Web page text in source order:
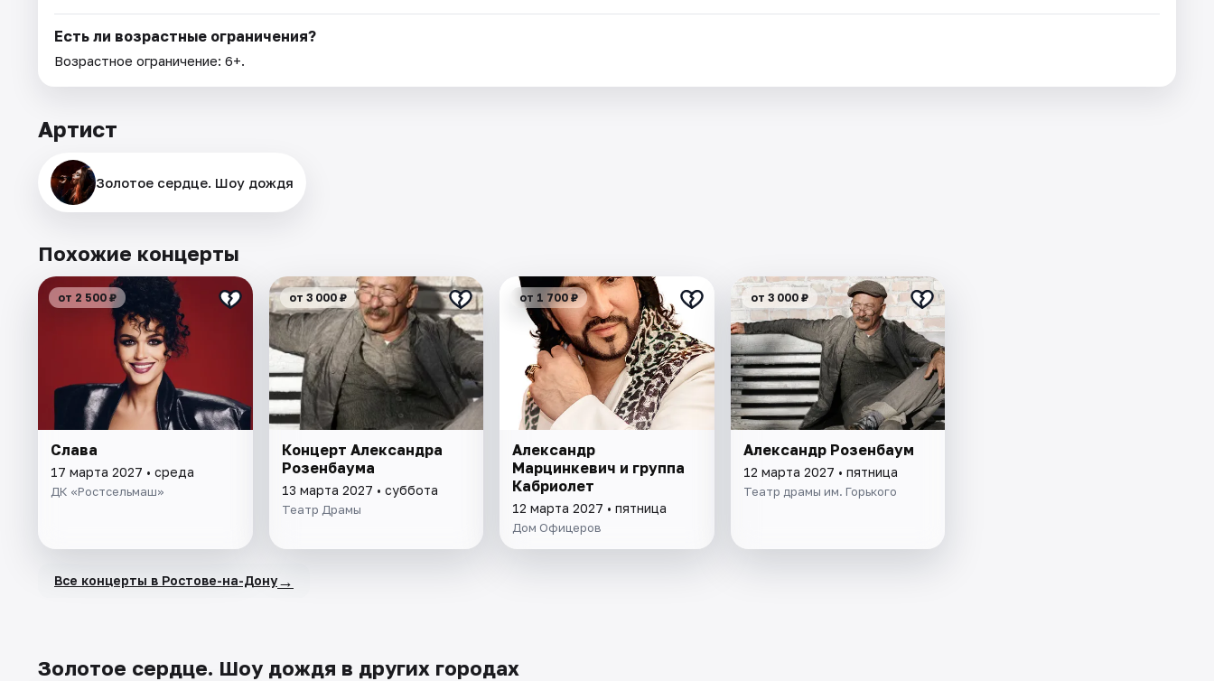
Есть ли возрастные ограничения?
Возрастное ограничение: 6+.
Артист
Золотое сердце. Шоу дождя
Похожие концерты
от 2 500 ₽
Слава
17 марта 2027 • среда
ДК «Ростсельмаш»
от 3 000 ₽
Концерт Александра
Розенбаума
13 марта 2027 • суббота
Театр Драмы
от 1 700 ₽
Александр
Марцинкевич и группа
Кабриолет
12 марта 2027 • пятница
Дом Офицеров
от 3 000 ₽
Александр Розенбаум
12 марта 2027 • пятница
Театр драмы им. Горького
Все концерты в Ростове-на-Дону→
Золотое сердце. Шоу дождя в других городах